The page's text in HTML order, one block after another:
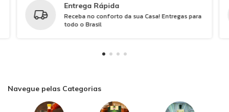
Entrega Rápida
Receba no conforto da sua Casa! Entregas para
todo o Brasil
Navegue pelas Categorias